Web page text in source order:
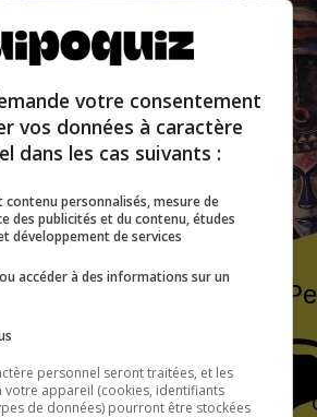
True or false
votre consentement
vos données à caractère
dans les cas suivants :
contenu personnalisés, mesure de
des publicités et du contenu, études
développement de services
accéder à des informations sur un
personnel seront traitées, et les
votre appareil (cookies, identifiants
de données) pourront être stockées